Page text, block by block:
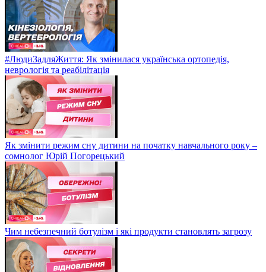
#ЛюдиЗадляЖиття: Як змінилася українська ортопедія,
неврологія та реабілітація
Як змінити режим сну дитини на початку навчального року –
сомнолог Юрій Погорецький
Чим небезпечний ботулізм і які продукти становлять загрозу